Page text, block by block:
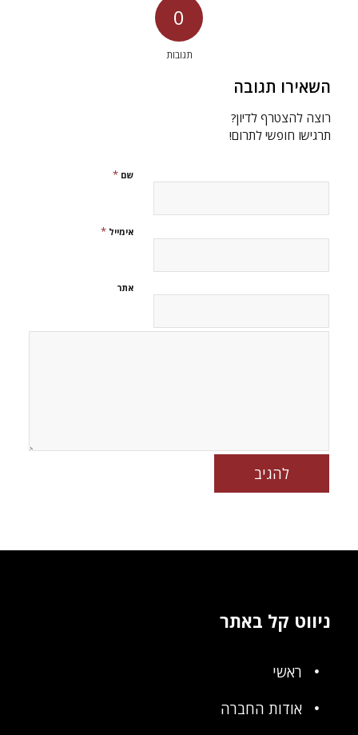
0
תגובות
השאירו תגובה
רוצה להצטרף לדיון?
תרגישו חופשי לתרום!
שם *
אימייל *
אתר
ניווט קל באתר
ראשי
אודות החברה